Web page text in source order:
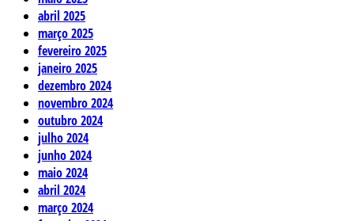
abril 2025
março 2025
fevereiro 2025
janeiro 2025
dezembro 2024
novembro 2024
outubro 2024
julho 2024
junho 2024
maio 2024
abril 2024
março 2024